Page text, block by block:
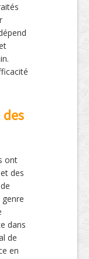
des
ont
des
dans
de
en